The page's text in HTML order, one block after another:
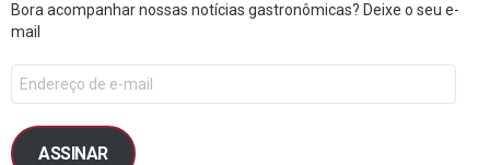
Bora acompanhar nossas notícias gastronômicas? Deixe o seu e-
mail
ASSINAR